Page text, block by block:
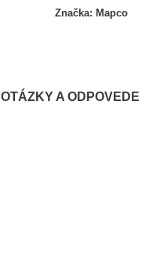
Značka: Mapco
OTÁZKY A ODPOVEDE